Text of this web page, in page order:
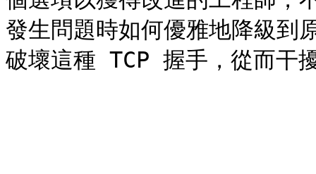
發生問題時如何優雅地降級到